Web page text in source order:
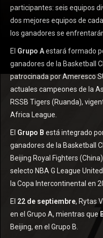
participantes: seis equipos
dos mejores equipos de
los ganadores se
El Grupo Aestará formado
ganadores de la Basketball
patrocinada por Ameresco
actuales campeones de la
RSSB Tigers (Ruanda),
Africa League.
El Grupo B está integrado
ganadores de la Basketball
Beijing Royal Fighters
selecto NBA G League
la Copa Intercontinental en
El 22 de septiembre, Rytas
en el Grupo A, mientras que
Beijing, en el Grupo B.